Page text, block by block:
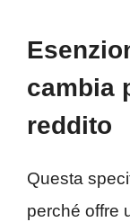
cambia
reddito
Questa
perché offre